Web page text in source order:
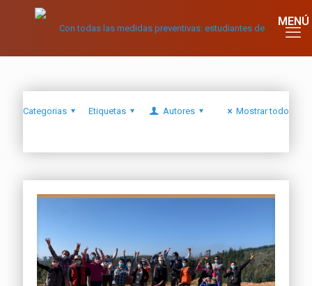
Categorias Etiquetas Autores Mostrar todo